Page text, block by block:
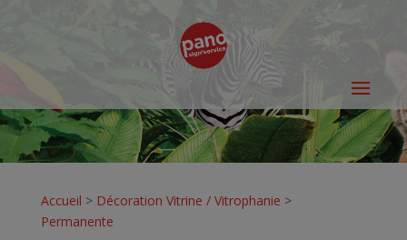
Accueil > Décoration Vitrine / Vitrophanie >
Permanente